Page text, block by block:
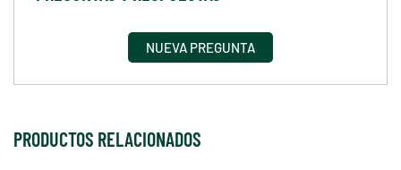
NUEVA PREGUNTA
PRODUCTOS RELACIONADOS